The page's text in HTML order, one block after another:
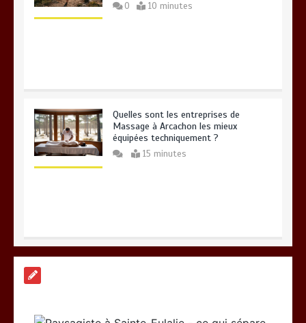
0 10 minutes
Quelles sont les entreprises de
Massage à Arcachon les mieux
équipées techniquement ?
15 minutes